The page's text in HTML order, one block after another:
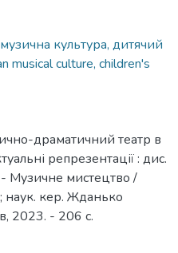
культура, дитячий
musical culture, children's
драматичний театр в
репрезентації : дис.
- Музичне мистецтво /
наук. кер. Жданько
2023. - 206 с.